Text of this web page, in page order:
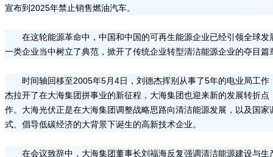
宣布到2025年禁止销售燃油汽车。
在这轮能源革命中，中国和中国的可再生能源企业已经引领全球
一类企业当中树立了典范，掀开了传统企业转型清洁能源企业的夺目篇
时间轴回移至2005年5月4日，刘德杰挥别从事了5年的电业局工作
杰拉开了在大海集团拼事业的新征程，大海集团也迎来新的发展转折
作。大海光伏正是在大海集团调整战略思路向清洁能源发展，以及国
式、倡导低碳经济的大背景下诞生的高新技术企业。
在会议致辞中，大海集团董事长刘福海反复强调清洁能源建设与生